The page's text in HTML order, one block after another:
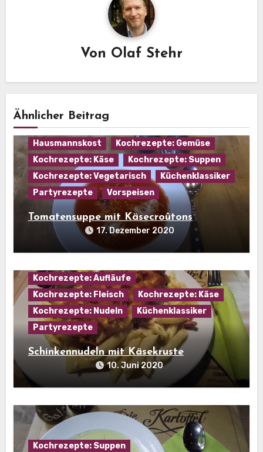
Von Olaf Stehr
Ähnlicher Beitrag
Hausmannskost
Kochrezepte: Gemüse
Kochrezepte: Käse
Kochrezepte: Suppen
Kochrezepte: Vegetarisch
Küchenklassiker
Partyrezepte
Vorspeisen
Tomatensuppe mit Käsecroûtons
17. Dezember 2020
Kochrezepte: Aufläufe
Kochrezepte: Fleisch
Kochrezepte: Käse
Kochrezepte: Nudeln
Küchenklassiker
Partyrezepte
Schinkennudeln mit Käsekruste
10. Juni 2020
Kochrezepte: Suppen